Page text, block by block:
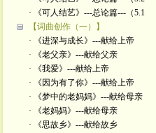
· 《可人结艺》---总论篇---（5.1
【词曲创作（一）】
· 《进深与成长》---献给上帝
· 《老父亲》---献给父亲
· 《我爱》---献给上帝
· 《因为有了你》---献给上帝
· 《梦中的老妈妈》---献给母亲
· 《老妈妈》---献给母亲
· 《思故乡》---献给故乡